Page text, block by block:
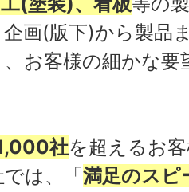
画(版下)から製品
お客様の細かな要
社を超えるお
は、「満足のスピ